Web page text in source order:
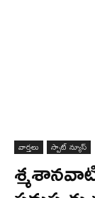
వార్త‌లు స్పాట్ న్యూస్